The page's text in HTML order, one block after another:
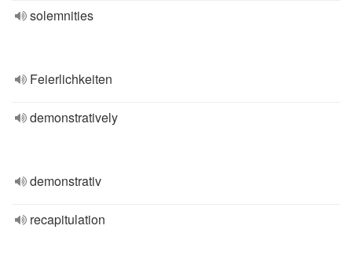
solemnities
Feierlichkeiten
demonstratively
demonstrativ
recapitulation